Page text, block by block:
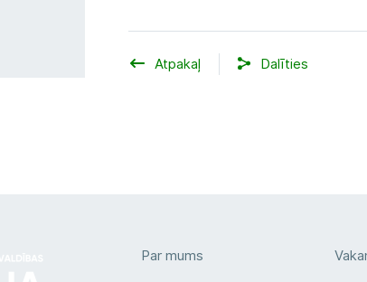
Atpakaļ Dalīties
Par mums